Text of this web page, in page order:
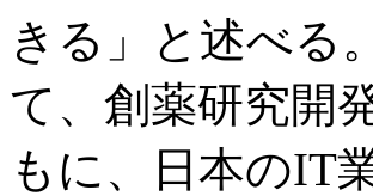
きる」と述べる
て、創薬研究開
もに、日本のIT